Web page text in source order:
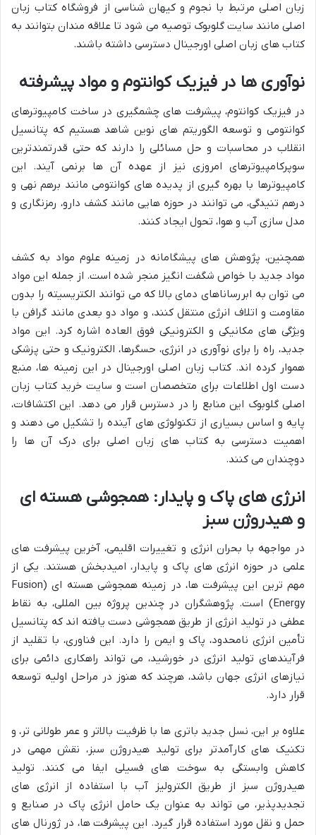
زبان اصلی مرتبط با نجوم و کیهان شناسی از فروشگاه کتاب زبان
اصلی مانند سایت گلوبوک توصیه می شود تا علاقه مندان بتوانند به
کتاب های زبان اصلی اورجینال دسترسی داشته باشند.
نوآوری ها در فیزیک کوانتوم و مواد پیشرفته
در فیزیک کوانتوم، پیشرفت های چشمگیری در ساخت کامپیوترهای
کوانتومی و توسعه الگوریتم های نوین شاهد هستیم که پتانسیل
انقلاب در محاسبات و حل مسائلی را دارند که حتی قدرتمندترین
سوپرکامپیوترهای امروزی نیز از عهده آن ها برنمی آیند. این
کامپیوترها با بهره گیری از پدیده های کوانتومی مانند برهم نهی و
درهم تنیدگی، می توانند در حوزه هایی مانند کشف دارو، رمزنگاری و
مدل سازی آب و هوا، تحول ایجاد کنند.
همچنین، پژوهش های پیشگامانه در زمینه علوم مواد به کشف
مواد جدید با خواص شگفت انگیز منجر شده است. از جمله این مواد
می توان به ابررساناهای دمای بالا که می توانند الکتریسیته را بدون
مقاومت و اتلاف انرژی منتقل کنند، و مواد دو بعدی مانند گرافن با
ویژگی های مکانیکی و الکترونیکی فوق العاده اشاره کرد. این مواد
جدید، راه را برای نوآوری در انرژی، حسگرها، الکترونیک و حتی پزشکی
هموار کرده اند. کتاب زبان اصلی اورجینال در این زمینه ها، منبع
دست اول اطلاعات برای متخصصان است و سایت خرید کتاب زبان
اصلی گلوبوک این منابع را در دسترس قرار می دهد. این اکتشافات،
پایه و اساس بسیاری از تکنولوژی های آینده را تشکیل می دهند و
اهمیت دسترسی به کتاب های زبان اصلی برای درک آن ها را
دوچندان می کنند.
انرژی های پاک و پایدار: همجوشی هسته ای
و هیدروژن سبز
در مواجهه با بحران انرژی و تغییرات اقلیمی، آخرین پیشرفت های
علمی در حوزه انرژی های پاک و پایدار، امیدبخش هستند. یکی از
مهم ترین این پیشرفت ها، در زمینه همجوشی هسته ای (Fusion
Energy) است. پژوهشگران در چندین پروژه بین المللی، به نقاط
عطفی در تولید انرژی از طریق همجوشی دست یافته اند که پتانسیل
تأمین انرژی نامحدود، پاک و ایمن را دارد. این فناوری، با تقلید از
فرآیندهای تولید انرژی در خورشید، می تواند راهکاری دائمی برای
نیازهای انرژی جهان باشد، هرچند که هنوز در مراحل اولیه توسعه
قرار دارد.
علاوه بر این، نسل جدید باتری ها با ظرفیت بالاتر و عمر طولانی تر، و
تکنیک های کارآمدتر برای تولید هیدروژن سبز، نقش مهمی در
کاهش وابستگی به سوخت های فسیلی ایفا می کنند. تولید
هیدروژن سبز از طریق الکترولیز آب با استفاده از انرژی های
تجدیدپذیر، می تواند به عنوان یک حامل انرژی پاک در صنایع و
حمل و نقل مورد استفاده قرار گیرد. این پیشرفت ها، در ژورنال های